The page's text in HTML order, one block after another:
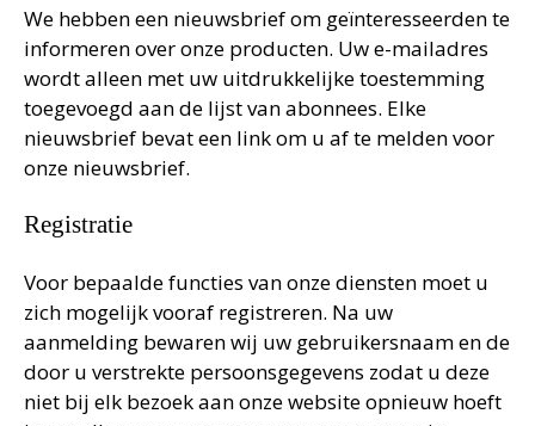
We hebben een nieuwsbrief om geïnteresseerden te
informeren over onze producten. Uw e-mailadres
wordt alleen met uw uitdrukkelijke toestemming
toegevoegd aan de lijst van abonnees. Elke
nieuwsbrief bevat een link om u af te melden voor
onze nieuwsbrief.
Registratie
Voor bepaalde functies van onze diensten moet u
zich mogelijk vooraf registreren. Na uw
aanmelding bewaren wij uw gebruikersnaam en de
door u verstrekte persoonsgegevens zodat u deze
niet bij elk bezoek aan onze website opnieuw hoeft